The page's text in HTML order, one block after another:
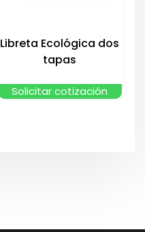
Libreta Ecológica dos
tapas
Solicitar cotización